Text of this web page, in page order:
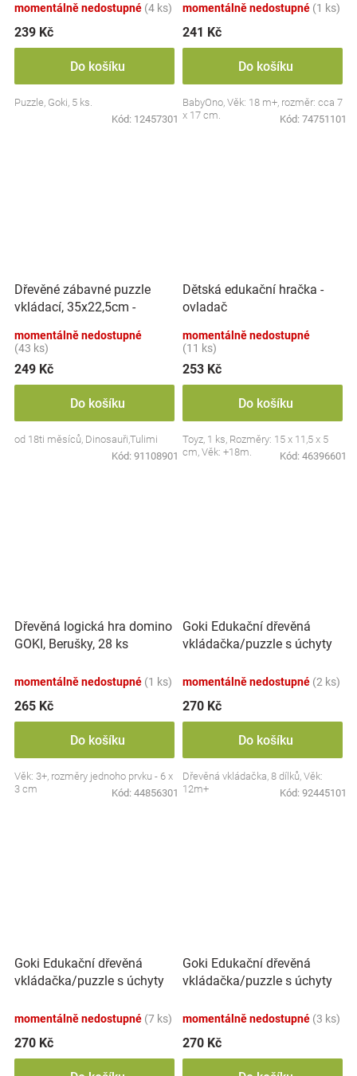
momentálně nedostupné (4 ks)
239 Kč
Do košíku
Puzzle, Goki, 5 ks.
Kód: 12457301
momentálně nedostupné (1 ks)
241 Kč
Do košíku
BabyOno, Věk: 18 m+, rozměr: cca 7
x 17 cm.
Kód: 74751101
Dřevěné zábavné puzzle
vkládací, 35x22,5cm -
momentálně nedostupné
(43 ks)
249 Kč
Do košíku
od 18ti měsíců, Dinosauři,Tulimi
Kód: 91108901
Dětská edukační hračka -
ovladač
momentálně nedostupné
(11 ks)
253 Kč
Do košíku
Toyz, 1 ks, Rozměry: 15 x 11,5 x 5
cm, Věk: +18m.
Kód: 46396601
Dřevěná logická hra domino
GOKI, Berušky, 28 ks
momentálně nedostupné (1 ks)
265 Kč
Do košíku
Věk: 3+, rozměry jednoho prvku - 6 x
3 cm
Kód: 44856301
Goki Edukační dřevěná
vkládačka/puzzle s úchyty
momentálně nedostupné (2 ks)
270 Kč
Do košíku
Dřevěná vkládačka, 8 dílků, Věk:
12m+
Kód: 92445101
Goki Edukační dřevěná
vkládačka/puzzle s úchyty
momentálně nedostupné (7 ks)
270 Kč
Goki Edukační dřevěná
vkládačka/puzzle s úchyty
momentálně nedostupné (3 ks)
270 Kč